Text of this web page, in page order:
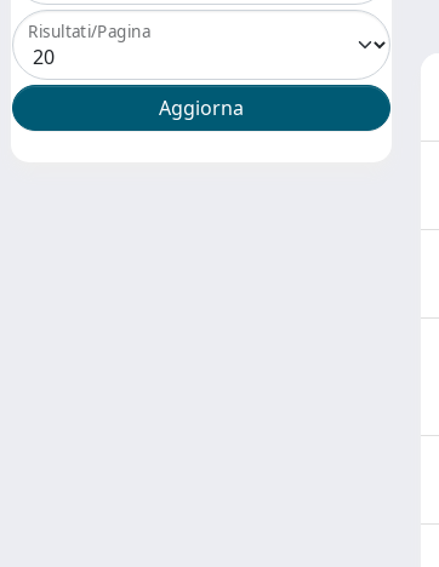
Risultati/Pagina